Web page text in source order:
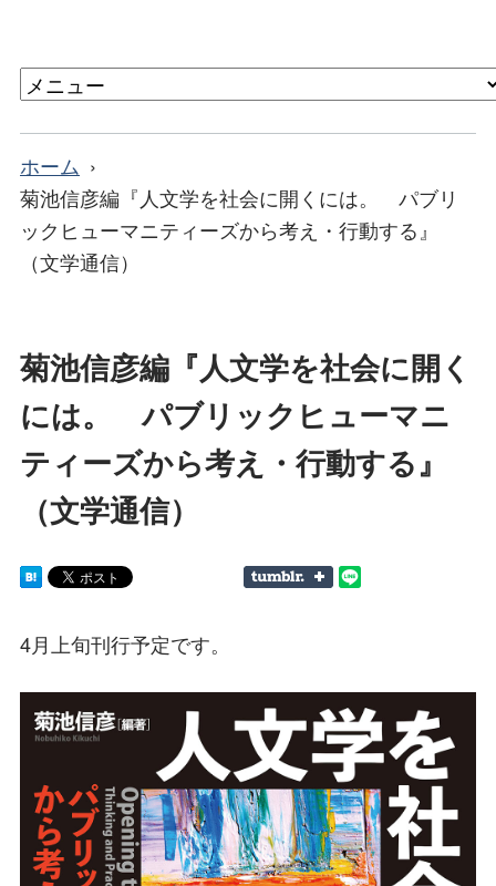
ホーム
菊池信彦編『人文学を社会に開くには。 パブリ
ックヒューマニティーズから考え・行動する』
（文学通信）
菊池信彦編『人文学を社会に開く
には。 パブリックヒューマニ
ティーズから考え・行動する』
（文学通信）
4月上旬刊行予定です。